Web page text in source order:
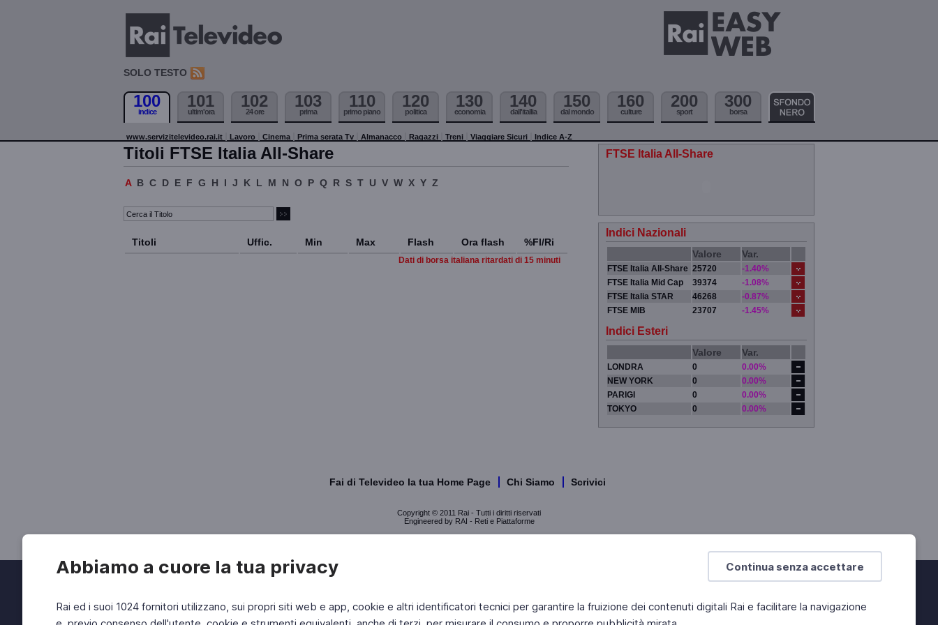
Continua senza accettare
Abbiamo a cuore la tua privacy
Rai ed i suoi 1024 fornitori utilizzano, sui propri siti web e app, cookie e altri identificatori tecnici per garantire la fruizione dei contenuti digitali Rai e facilitare la navigazione
SOLO TESTO
100
indice
101
ultim'ora
102
24 ore
103
prima
110
primo piano
120
politica
130
economia
140
dall'itallia
150
dal mondo
160
culture
200
sport
300
borsa
www.servizitelevideo.rai.it Lavoro Cinema Prima serata Tv Almanacco Ragazzi Treni Viaggiare Sicuri Indice A-Z
Titoli FTSE Italia All-Share
A B C D E F G H I J K L M N O P Q R S T U V W X Y Z
Titoli Uffic. Min Max Flash Ora flash %Fl/Ri
Dati di borsa italiana ritardati di 15 minuti
FTSE Italia All-Share
Indici Nazionali
Valore Var.
FTSE Italia All-Share 25720
-1.40%
FTSE Italia Mid Cap
39374
-1.08%
FTSE Italia STAR
46268
-0.87%
FTSE MIB
23707 -1.45%
Indici Esteri
Valore Var.
LONDRA 0
0.00%
NEW YORK
0
0.00%
PARIGI
0
0.00%
TOKYO
0 0.00%
Fai di Televideo la tua Home Page Chi Siamo Scrivici
Copyright © 2011 Rai - Tutti i diritti riservati
Engineered by RAI - Reti e Piattaforme